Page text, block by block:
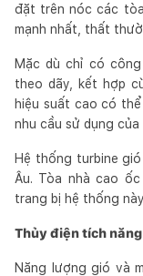
đặt trên nóc các
mạnh nhất, thất
Mặc dù chỉ có
theo dãy, kết hợp
hiệu suất cao có
nhu cầu sử dụng
Hệ thống turbine
Âu. Tòa nhà cao
trang bị hệ thống
Thủy điện tích năng
Năng lượng gió và